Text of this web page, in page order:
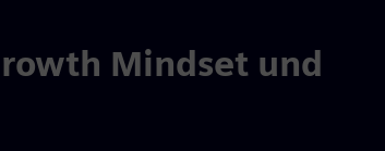
Mindset und